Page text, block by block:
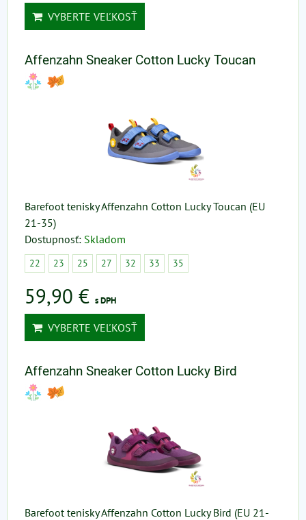
VYBERTE VEĽKOSŤ
Affenzahn Sneaker Cotton Lucky Toucan
Barefoot tenisky Affenzahn Cotton Lucky Toucan (EU
21-35)
Dostupnosť: Skladom
22 23 25 27 32 33 35
59,90 € s DPH
VYBERTE VEĽKOSŤ
Affenzahn Sneaker Cotton Lucky Bird
Barefoot tenisky Affenzahn Cotton Lucky Bird (EU 21-